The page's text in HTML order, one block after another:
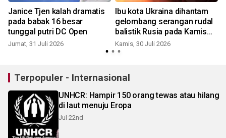
Janice Tjen kalah dramatis
pada babak 16 besar
tunggal putri DC Open
Jumat, 31 Juli 2026
Ibu kota Ukraina dihantam
gelombang serangan rudal
balistik Rusia pada Kamis
pagi
Kamis, 30 Juli 2026
Terpopuler - Internasional
UNHCR: Hampir 150 orang tewas atau hilang
di laut menuju Eropa
Jul 22nd